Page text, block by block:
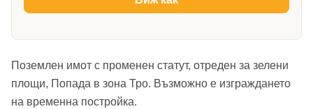
Поземлен имот с променен статут, отреден за зелени
площи, Попада в зона Тро. Възможно е изграждането
на временна постройка.